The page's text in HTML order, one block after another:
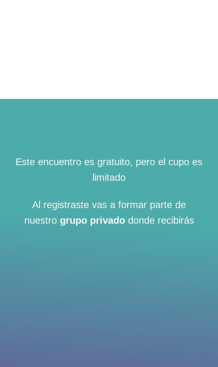
Este encuentro es gratuito, pero el cupo es
limitado
Al registraste vas a formar parte de
nuestro grupo privado donde recibirás